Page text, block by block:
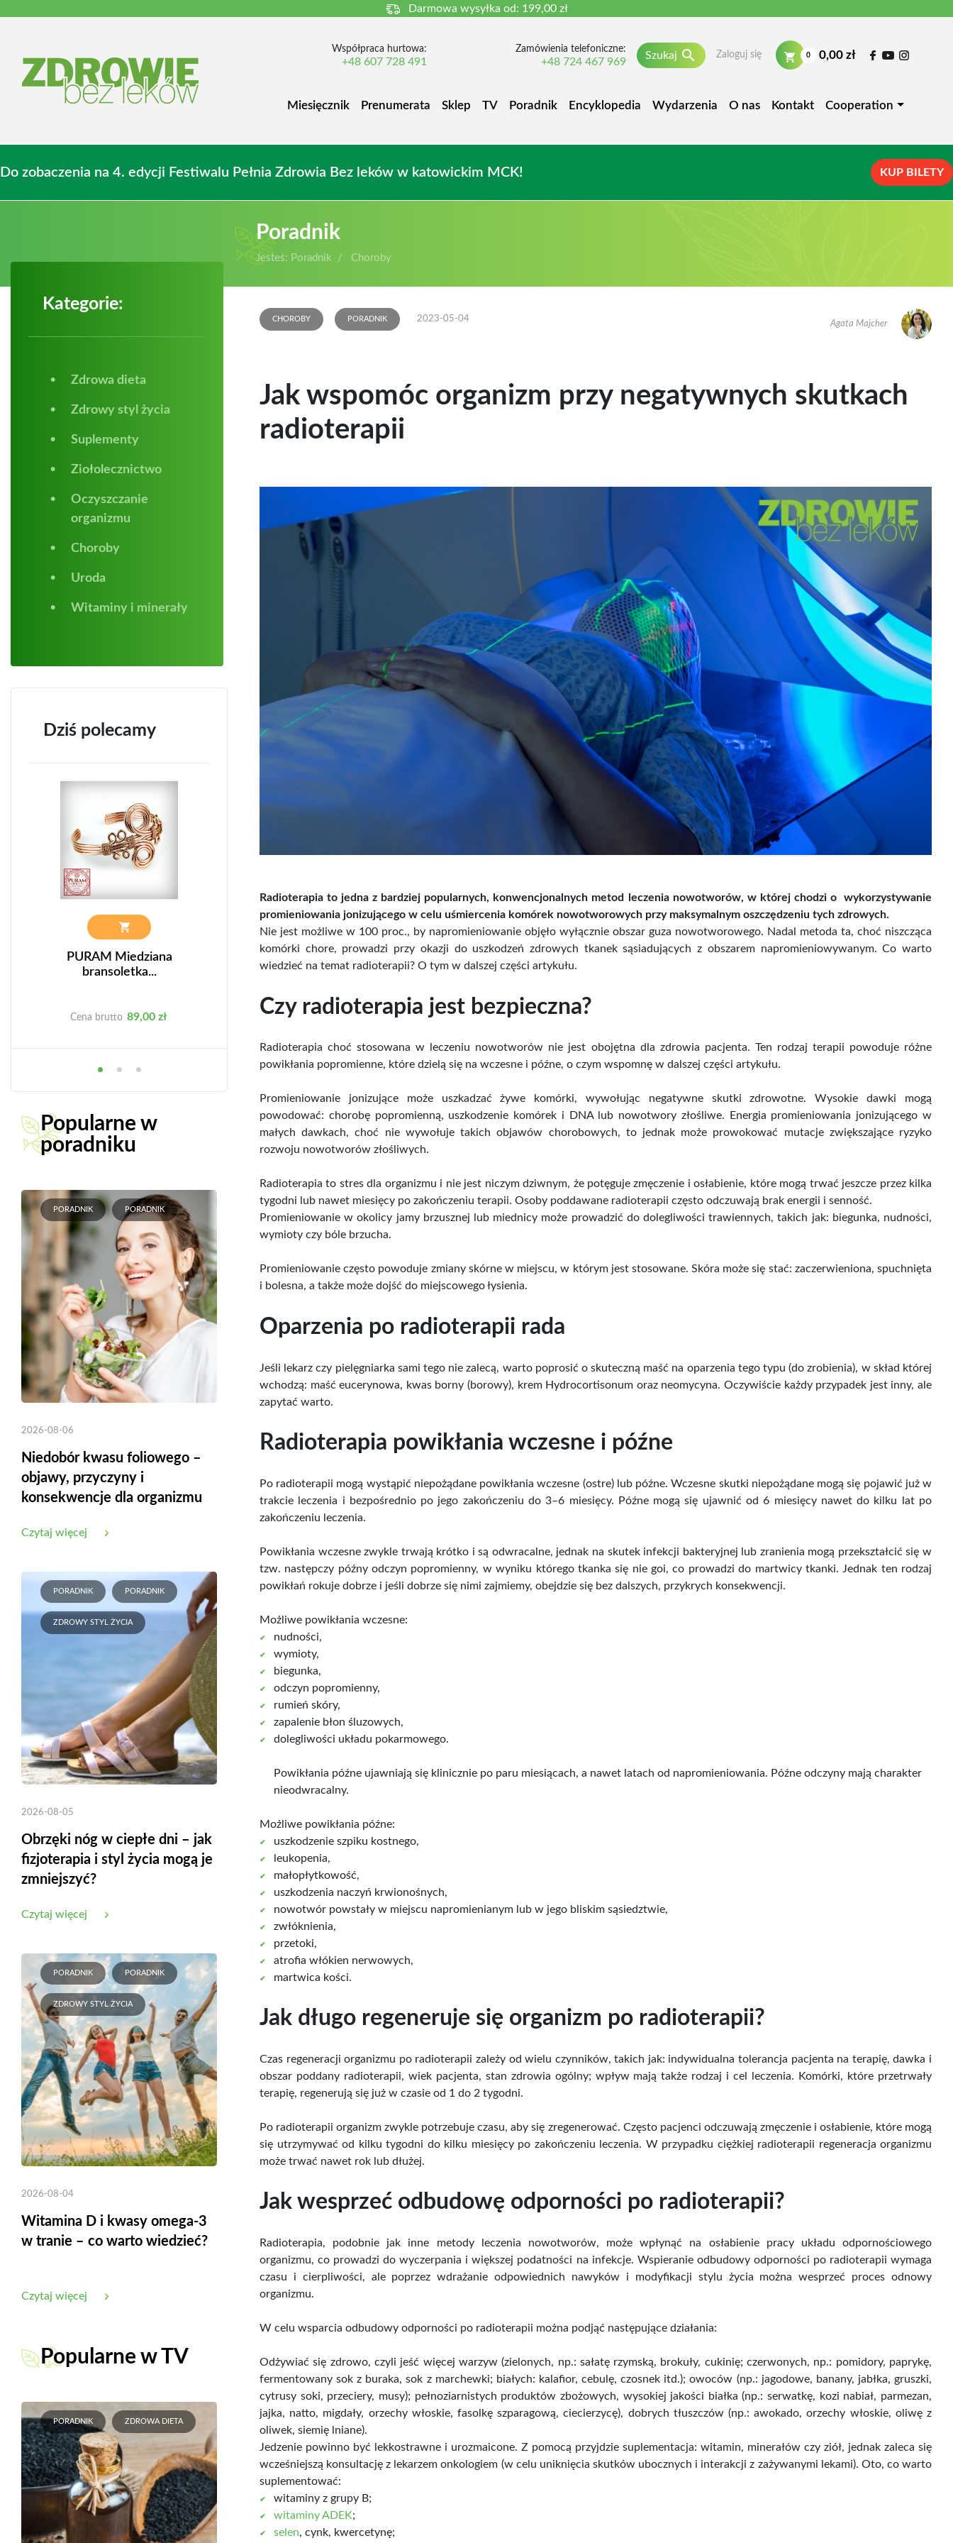
Darmowa wysyłka od: 199,00 zł
Współpraca hurtowa:
+48 607 728 491
Zamówienia telefoniczne:
+48 724 467 969
Szukaj  Zaloguj się 0 0,00 zł
Miesięcznik Prenumerata Sklep TV Poradnik Encyklopedia Wydarzenia O nas Kontakt Cooperation
Do zobaczenia na 4. edycji Festiwalu Pełnia Zdrowia Bez leków w katowickim MCK! KUP BILETY
Poradnik
Jesteś: Poradnik Choroby
Kategorie:
Zdrowa dieta
Zdrowy styl życia
Suplementy
Ziołolecznictwo
Oczyszczanie
organizmu
Choroby
Uroda
Witaminy i minerały
Dziś polecamy
PURAM Miedziana
bransoletka...
Cena brutto Cena
89,00 zł
Miód z gorczycą 1000 g |...
Cena brutto Cena
75,00 zł
Kubek miedziany
młotkowany...
Cena brutto Cena
65,00 zł
PURAM Miedziana
Miód z gorczycą 1000 g |...
Popularne w
poradniku
PORADNIK PORADNIK
2026-08-06
Niedobór kwasu foliowego –
objawy, przyczyny i
konsekwencje dla organizmu
Czytaj więcej
PORADNIK PORADNIK
ZDROWY STYL ŻYCIA
2026-08-05
Obrzęki nóg w ciepłe dni – jak
fizjoterapia i styl życia mogą je
zmniejszyć?
Czytaj więcej
PORADNIK PORADNIK
ZDROWY STYL ŻYCIA
2026-08-04
Witamina D i kwasy omega-3
w tranie – co warto wiedzieć?
Czytaj więcej
Popularne w TV
PORADNIK ZDROWA DIETA
CHOROBY PORADNIK 2023-05-04 Agata Majcher
Jak wspomóc organizm przy negatywnych skutkach
radioterapii
Radioterapia to jedna z bardziej popularnych, konwencjonalnych metod leczenia nowotworów, w której chodzi o wykorzystywanie
promieniowania jonizującego w celu uśmiercenia komórek nowotworowych przy maksymalnym oszczędzeniu tych zdrowych.
Nie jest możliwe w 100 proc., by napromieniowanie objęło wyłącznie obszar guza nowotworowego. Nadal metoda ta, choć niszcząca
komórki chore, prowadzi przy okazji do uszkodzeń zdrowych tkanek sąsiadujących z obszarem napromieniowywanym. Co warto
wiedzieć na temat radioterapii? O tym w dalszej części artykułu.
Czy radioterapia jest bezpieczna?
Radioterapia choć stosowana w leczeniu nowotworów nie jest obojętna dla zdrowia pacjenta. Ten rodzaj terapii powoduje różne
powikłania popromienne, które dzielą się na wczesne i późne, o czym wspomnę w dalszej części artykułu.
Promieniowanie jonizujące może uszkadzać żywe komórki, wywołując negatywne skutki zdrowotne. Wysokie dawki mogą
powodować: chorobę popromienną, uszkodzenie komórek i DNA lub nowotwory złośliwe. Energia promieniowania jonizującego w
małych dawkach, choć nie wywołuje takich objawów chorobowych, to jednak może prowokować mutacje zwiększające ryzyko
rozwoju nowotworów złośliwych.
Radioterapia to stres dla organizmu i nie jest niczym dziwnym, że potęguje zmęczenie i osłabienie, które mogą trwać jeszcze przez kilka
tygodni lub nawet miesięcy po zakończeniu terapii. Osoby poddawane radioterapii często odczuwają brak energii i senność.
Promieniowanie w okolicy jamy brzusznej lub miednicy może prowadzić do dolegliwości trawiennych, takich jak: biegunka, nudności,
wymioty czy bóle brzucha.
Promieniowanie często powoduje zmiany skórne w miejscu, w którym jest stosowane. Skóra może się stać: zaczerwieniona, spuchnięta
i bolesna, a także może dojść do miejscowego łysienia.
Oparzenia po radioterapii rada
Jeśli lekarz czy pielęgniarka sami tego nie zalecą, warto poprosić o skuteczną maść na oparzenia tego typu (do zrobienia), w skład której
wchodzą: maść eucerynowa, kwas borny (borowy), krem Hydrocortisonum oraz neomycyna. Oczywiście każdy przypadek jest inny, ale
zapytać warto.
Radioterapia powikłania wczesne i późne
Po radioterapii mogą wystąpić niepożądane powikłania wczesne (ostre) lub późne. Wczesne skutki niepożądane mogą się pojawić już w
trakcie leczenia i bezpośrednio po jego zakończeniu do 3–6 miesięcy. Późne mogą się ujawnić od 6 miesięcy nawet do kilku lat po
zakończeniu leczenia.
Powikłania wczesne zwykle trwają krótko i są odwracalne, jednak na skutek infekcji bakteryjnej lub zranienia mogą przekształcić się w
tzw. następczy późny odczyn popromienny, w wyniku którego tkanka się nie goi, co prowadzi do martwicy tkanki. Jednak ten rodzaj
powikłań rokuje dobrze i jeśli dobrze się nimi zajmiemy, obejdzie się bez dalszych, przykrych konsekwencji.
Możliwe powikłania wczesne:
nudności,
wymioty,
biegunka,
odczyn popromienny,
rumień skóry,
zapalenie błon śluzowych,
dolegliwości układu pokarmowego.
Powikłania późne ujawniają się klinicznie po paru miesiącach, a nawet latach od napromieniowania. Późne odczyny mają charakter
nieodwracalny.
Możliwe powikłania późne:
uszkodzenie szpiku kostnego,
leukopenia,
małopłytkowość,
uszkodzenia naczyń krwionośnych,
nowotwór powstały w miejscu napromienianym lub w jego bliskim sąsiedztwie,
zwłóknienia,
przetoki,
atrofia włókien nerwowych,
martwica kości.
Jak długo regeneruje się organizm po radioterapii?
Czas regeneracji organizmu po radioterapii zależy od wielu czynników, takich jak: indywidualna tolerancja pacjenta na terapię, dawka i
obszar poddany radioterapii, wiek pacjenta, stan zdrowia ogólny; wpływ mają także rodzaj i cel leczenia. Komórki, które przetrwały
terapię, regenerują się już w czasie od 1 do 2 tygodni.
Po radioterapii organizm zwykle potrzebuje czasu, aby się zregenerować. Często pacjenci odczuwają zmęczenie i osłabienie, które mogą
się utrzymywać od kilku tygodni do kilku miesięcy po zakończeniu leczenia. W przypadku ciężkiej radioterapii regeneracja organizmu
może trwać nawet rok lub dłużej.
Jak wesprzeć odbudowę odporności po radioterapii?
Radioterapia, podobnie jak inne metody leczenia nowotworów, może wpłynąć na osłabienie pracy układu odpornościowego
organizmu, co prowadzi do wyczerpania i większej podatności na infekcje. Wspieranie odbudowy odporności po radioterapii wymaga
czasu i cierpliwości, ale poprzez wdrażanie odpowiednich nawyków i modyfikacji stylu życia można wesprzeć proces odnowy
organizmu.
W celu wsparcia odbudowy odporności po radioterapii można podjąć następujące działania:
Odżywiać się zdrowo, czyli jeść więcej warzyw (zielonych, np.: sałatę rzymską, brokuły, cukinię; czerwonych, np.: pomidory, paprykę,
fermentowany sok z buraka, sok z marchewki; białych: kalafior, cebulę, czosnek itd.); owoców (np.: jagodowe, banany, jabłka, gruszki,
cytrusy soki, przeciery, musy); pełnoziarnistych produktów zbożowych, wysokiej jakości białka (np.: serwatkę, kozi nabiał, parmezan,
jajka, natto, migdały, orzechy włoskie, fasolkę szparagową, ciecierzycę), dobrych tłuszczów (np.: awokado, orzechy włoskie, oliwę z
oliwek, siemię lniane).
Jedzenie powinno być lekkostrawne i urozmaicone. Z pomocą przyjdzie suplementacja: witamin, minerałów czy ziół, jednak zaleca się
wcześniejszą konsultację z lekarzem onkologiem (w celu uniknięcia skutków ubocznych i interakcji z zażywanymi lekami). Oto, co warto
suplementować:
witaminy z grupy B;
witaminy ADEK;
selen, cynk, kwercetynę;